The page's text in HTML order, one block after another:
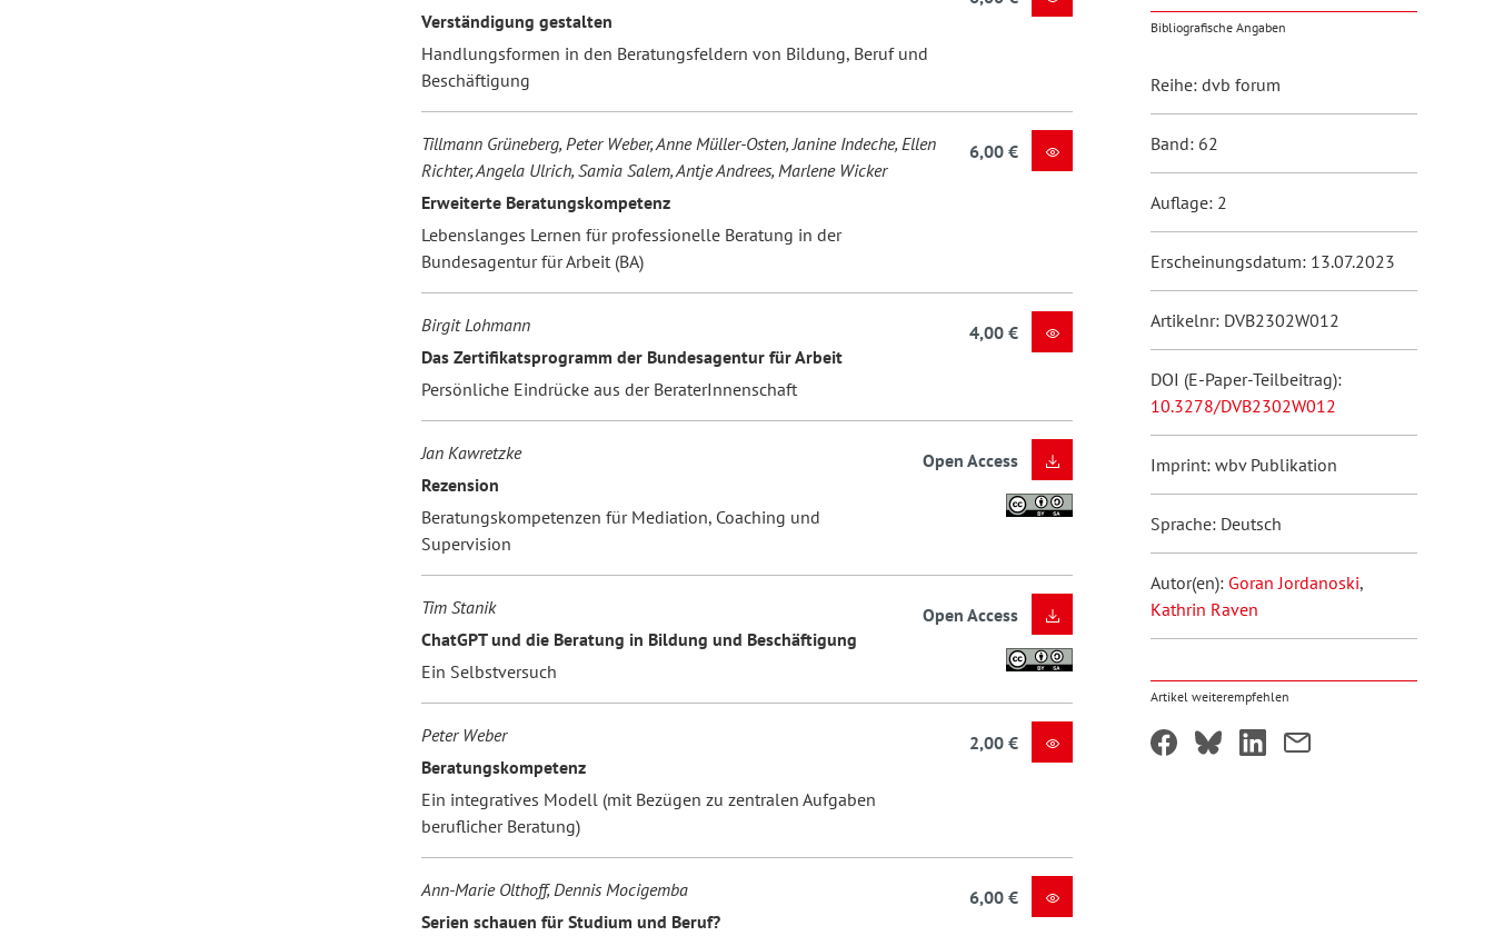
Verständigung gestalten
Handlungsformen in den Beratungsfeldern von Bildung, Beruf und
Beschäftigung
Tillmann Grüneberg, Peter Weber, Anne Müller-Osten, Janine Indeche, Ellen
Richter, Angela Ulrich, Samia Salem, Antje Andrees, Marlene Wicker
Erweiterte Beratungskompetenz
Lebenslanges Lernen für professionelle Beratung in der
Bundesagentur für Arbeit (BA)
6,00 €
Birgit Lohmann
Das Zertifikatsprogramm der Bundesagentur für Arbeit
Persönliche Eindrücke aus der BeraterInnenschaft
4,00 €
Jan Kawretzke
Rezension
Beratungskompetenzen für Mediation, Coaching und
Supervision
Open Access
Tim Stanik
ChatGPT und die Beratung in Bildung und Beschäftigung
Ein Selbstversuch
Open Access
Peter Weber
Beratungskompetenz
Ein integratives Modell (mit Bezügen zu zentralen Aufgaben
beruflicher Beratung)
2,00 €
Ann-Marie Olthoff, Dennis Mocigemba
Serien schauen für Studium und Beruf?
6,00 €
Bibliografische Angaben
Reihe: dvb forum
Band: 62
Auflage: 2
Erscheinungsdatum: 13.07.2023
Artikelnr: DVB2302W012
DOI (E-Paper-Teilbeitrag):
10.3278/DVB2302W012
Imprint: wbv Publikation
Sprache: Deutsch
Autor(en): Goran Jordanoski,
Kathrin Raven
Artikel weiterempfehlen